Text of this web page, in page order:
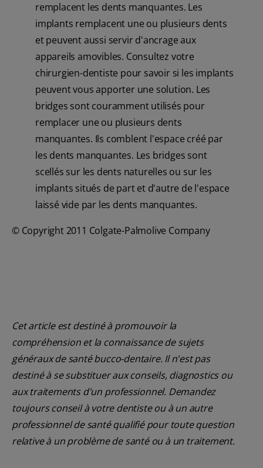
remplacent les dents manquantes. Les
implants remplacent une ou plusieurs dents
et peuvent aussi servir d'ancrage aux
appareils amovibles. Consultez votre
chirurgien-dentiste pour savoir si les implants
peuvent vous apporter une solution. Les
bridges sont couramment utilisés pour
remplacer une ou plusieurs dents
manquantes. Ils comblent l'espace créé par
les dents manquantes. Les bridges sont
scellés sur les dents naturelles ou sur les
implants situés de part et d'autre de l'espace
laissé vide par les dents manquantes.
© Copyright 2011 Colgate-Palmolive Company
Cet article est destiné à promouvoir la
compréhension et la connaissance de sujets
généraux de santé bucco-dentaire. Il n'est pas
destiné à se substituer aux conseils, diagnostics ou
aux traitements d'un professionnel. Demandez
toujours conseil à votre dentiste ou à un autre
professionnel de santé qualifié pour toute question
relative à un problème de santé ou à un traitement.